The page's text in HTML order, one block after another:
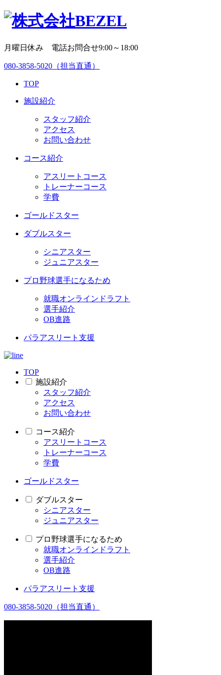
月曜日休み 電話お問合せ9:00～18:00
080-3858-5020 （担当直通）
TOP
施設紹介
スタッフ紹介
アクセス
お問い合わせ
コース紹介
アスリートコース
トレーナーコース
学費
ゴールドスター
ダブルスター
シニアスター
ジュニアスター
プロ野球選手になるため
就職オンラインドラフト
選手紹介
OB進路
パラアスリート支援
TOP
施設紹介
スタッフ紹介
アクセス
お問い合わせ
コース紹介
アスリートコース
トレーナーコース
学費
ゴールドスター
ダブルスター
シニアスター
ジュニアスター
プロ野球選手になるため
就職オンラインドラフト
選手紹介
OB進路
パラアスリート支援
080-3858-5020 （担当直通）